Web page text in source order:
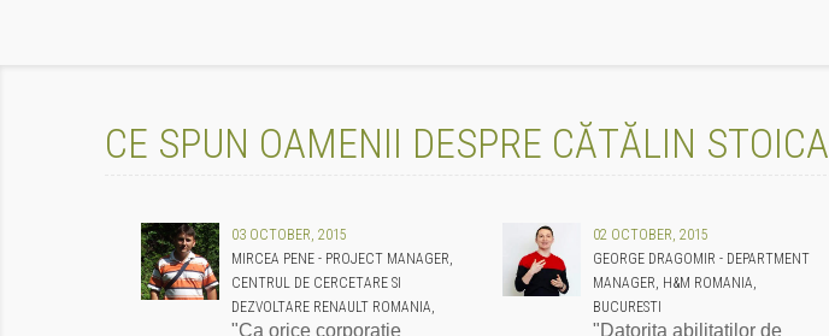
CE SPUN OAMENII DESPRE CĂTĂLIN STOICA
03 OCTOBER, 2015
MIRCEA PENE - PROJECT MANAGER,
CENTRUL DE CERCETARE SI
DEZVOLTARE RENAULT ROMANIA,
"Ca orice corporatie
02 OCTOBER, 2015
GEORGE DRAGOMIR - DEPARTMENT
MANAGER, H&M ROMANIA,
BUCURESTI
"Datorita abilitatilor de